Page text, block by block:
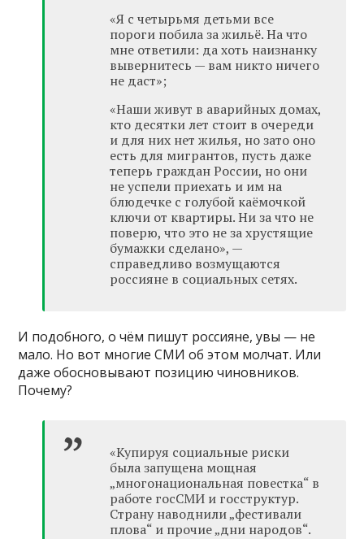
«Я с четырьмя детьми все
пороги побила за жильё. На что
мне ответили: да хоть наизнанку
вывернитесь — вам никто ничего
не даст»;
«Наши живут в аварийных домах,
кто десятки лет стоит в очереди
и для них нет жилья, но зато оно
есть для мигрантов, пусть даже
теперь граждан России, но они
не успели приехать и им на
блюдечке с голубой каёмочкой
ключи от квартиры. Ни за что не
поверю, что это не за хрустящие
бумажки сделано», —
справедливо возмущаются
россияне в социальных сетях.
И подобного, о чём пишут россияне, увы — не
мало. Но вот многие СМИ об этом молчат. Или
даже обосновывают позицию чиновников.
Почему?
«Купируя социальные риски
была запущена мощная
„многонациональная повестка“ в
работе госСМИ и госструктур.
Страну наводнили „фестивали
плова“ и прочие „дни народов“.